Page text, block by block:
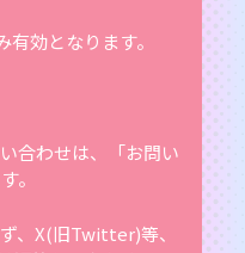
効となります。
合わせは、「お問い
。
、X(旧Twitter)等、